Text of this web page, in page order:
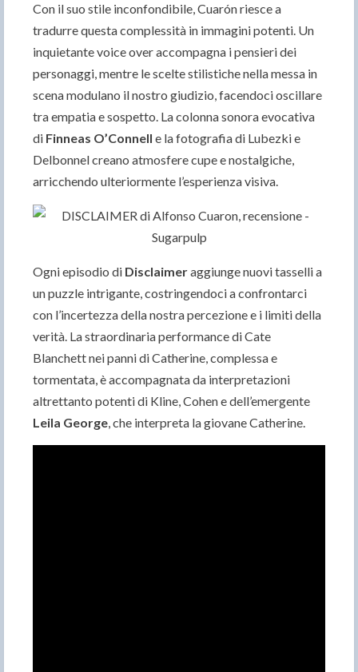
Con il suo stile inconfondibile, Cuarón riesce a
tradurre questa complessità in immagini potenti. Un
inquietante voice over accompagna i pensieri dei
personaggi, mentre le scelte stilistiche nella messa in
scena modulano il nostro giudizio, facendoci oscillare
tra empatia e sospetto. La colonna sonora evocativa
di Finneas O’Connell e la fotografia di Lubezki e
Delbonnel creano atmosfere cupe e nostalgiche,
arricchendo ulteriormente l’esperienza visiva.
Ogni episodio di Disclaimeraggiunge nuovi tasselli a
un puzzle intrigante, costringendoci a confrontarci
con l’incertezza della nostra percezione e i limiti della
verità. La straordinaria performance di Cate
Blanchett nei panni di Catherine, complessa e
tormentata, è accompagnata da interpretazioni
altrettanto potenti di Kline, Cohen e dell’emergente
Leila George, che interpreta la giovane Catherine.